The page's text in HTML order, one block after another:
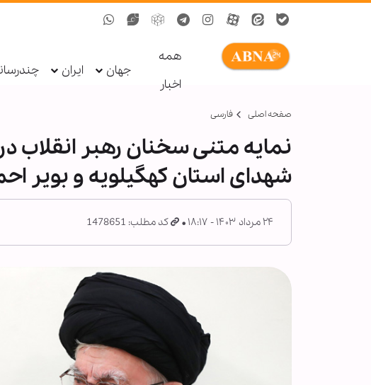
همه
اخبار
جهان ایران
صفحه اصلی فارسی
نمایه متنی سخنان رهبر انقلاب
شهدای استان کهگیلویه و بویر
۲۴ مرداد ۱۴۰۳ - ۱۸:۱۷ کد مطلب: 1478651